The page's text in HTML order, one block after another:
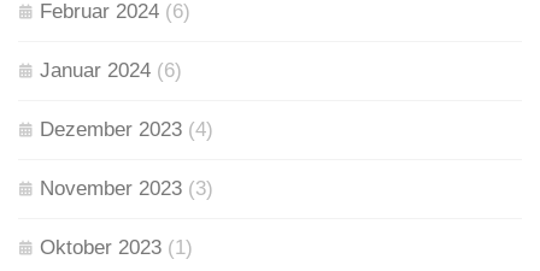
Februar 2024 (6)
Januar 2024 (6)
Dezember 2023 (4)
November 2023 (3)
Oktober 2023 (1)